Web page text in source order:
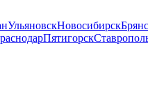
УльяновскНовосибирск
Пятигорск